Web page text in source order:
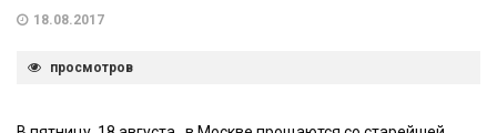
18.08.2017
просмотров